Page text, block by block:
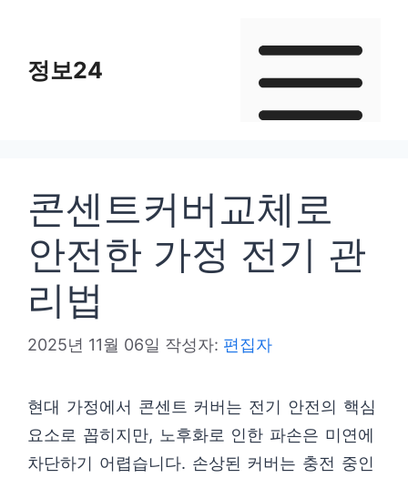
정보24
콘센트커버교체로
안전한 가정 전기 관
리법
2025년 11월 06일 작성자: 편집자
현대 가정에서 콘센트 커버는 전기 안전의 핵심
요소로 꼽히지만, 노후화로 인한 파손은 미연에
차단하기 어렵습니다. 손상된 커버는 충전 중인